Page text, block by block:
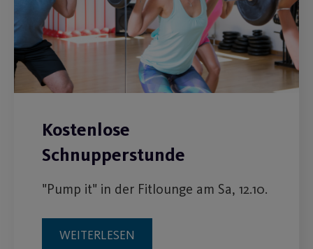
Kostenlose
Schnupperstunde
"Pump it" in der Fitlounge am Sa, 12.10.
WEITERLESEN